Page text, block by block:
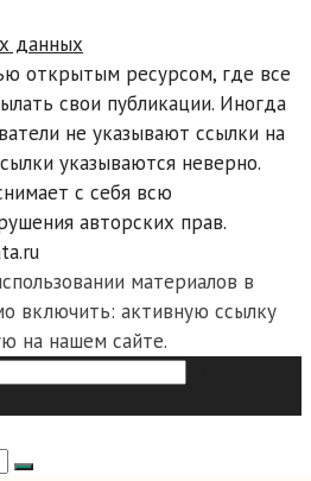
данных
открытым ресурсом, где все
свои публикации. Иногда
не указывают ссылки на
указываются неверно.
с себя всю
авторских прав.
материалов в
включить: активную ссылку
на нашем сайте.